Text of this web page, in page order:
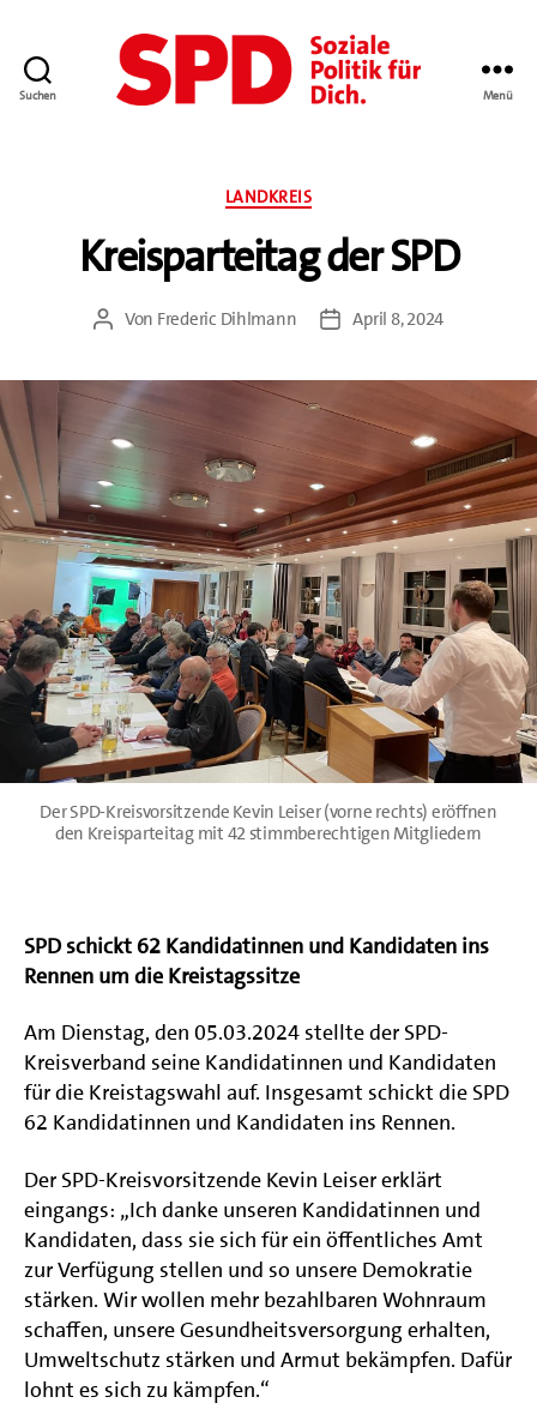
Suchen
Schwäbisch
Menü
Kategorien
LANDKREIS
Kreisparteitag der SPD
Beitragsautor
Von Frederic Dihlmann Beitragsdatum
April 8, 2024
Der SPD-Kreisvorsitzende Kevin Leiser (vorne rechts) eröffnen
den Kreisparteitag mit 42 stimmberechtigen Mitgliedern
SPD schickt 62 Kandidatinnen und Kandidaten ins
Rennen um die Kreistagssitze
Am Dienstag, den 05.03.2024 stellte der SPD-
Kreisverband seine Kandidatinnen und Kandidaten
für die Kreistagswahl auf. Insgesamt schickt die SPD
62 Kandidatinnen und Kandidaten ins Rennen.
Der SPD-Kreisvorsitzende Kevin Leiser erklärt
eingangs: „Ich danke unseren Kandidatinnen und
Kandidaten, dass sie sich für ein öffentliches Amt
zur Verfügung stellen und so unsere Demokratie
stärken. Wir wollen mehr bezahlbaren Wohnraum
schaffen, unsere Gesundheitsversorgung erhalten,
Umweltschutz stärken und Armut bekämpfen. Dafür
lohnt es sich zu kämpfen.“